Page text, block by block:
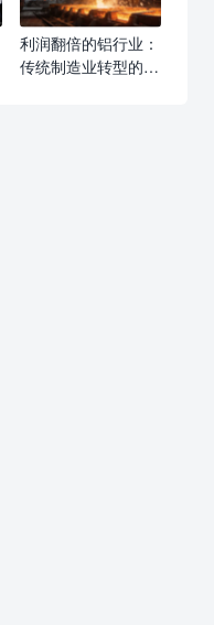
利润翻倍的铝行业：
传统制造业转型的”